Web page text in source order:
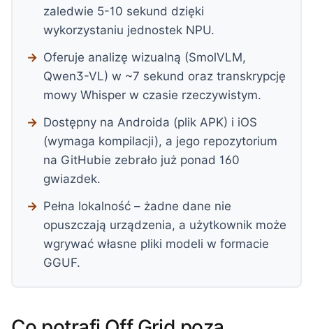
zaledwie 5-10 sekund dzięki
wykorzystaniu jednostek NPU.
Oferuje analizę wizualną (SmolVLM,
Qwen3-VL) w ~7 sekund oraz transkrypcję
mowy Whisper w czasie rzeczywistym.
Dostępny na Androida (plik APK) i iOS
(wymaga kompilacji), a jego repozytorium
na GitHubie zebrało już ponad 160
gwiazdek.
Pełna lokalność – żadne dane nie
opuszczają urządzenia, a użytkownik może
wgrywać własne pliki modeli w formacie
GGUF.